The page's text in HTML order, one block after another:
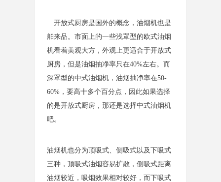
开放式厨房是国外的概念，油烟机也是
舶来品。市面上的一些浅罩型的欧式油烟
机看着美观大方，外观上更适合于开放式
厨房，但是油烟抽净率只在40%左右。而
深罩型的中式油烟机，油烟抽净率在50-
60%，要高十多个百分点，因此如果选择
的是开放式厨房，那还是选择中式油烟机
吧。
油烟机也分为顶吸式、侧吸式以及下吸式
三种，顶吸式油烟容易扩散，侧吸式距离
油烟较近，吸烟效果相对较好，而下吸式